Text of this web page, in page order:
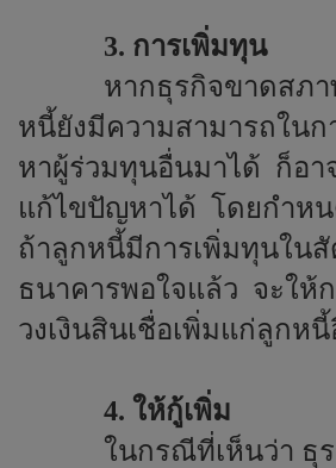
3. การเพิ่มทุน
หากธุรกิจขาดสภ
หนี้ยังมีความสามารถในก
หาผู้ร่วมทุนอื่นมาได้ ก็อา
แก้ไขปัญหาได้ โดยกำหน
ถ้าลูกหนี้มีการเพิ่มทุนใน
ธนาคารพอใจแล้ว จะให้
วงเงินสินเชื่อเพิ่มแก่ลูกหนี้
4. ให้กู้เพิ่ม
ในกรณีที่เห็นว่า ธุ